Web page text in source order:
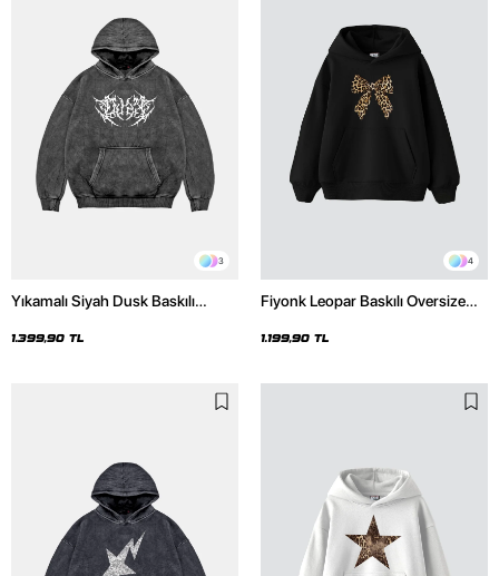
3
Yıkamalı Siyah Dusk Baskılı
1.399,90 TL
4
Fiyonk Leopar Baskılı Oversize
1.199,90 TL